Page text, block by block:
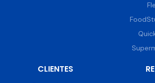
CLIENTES